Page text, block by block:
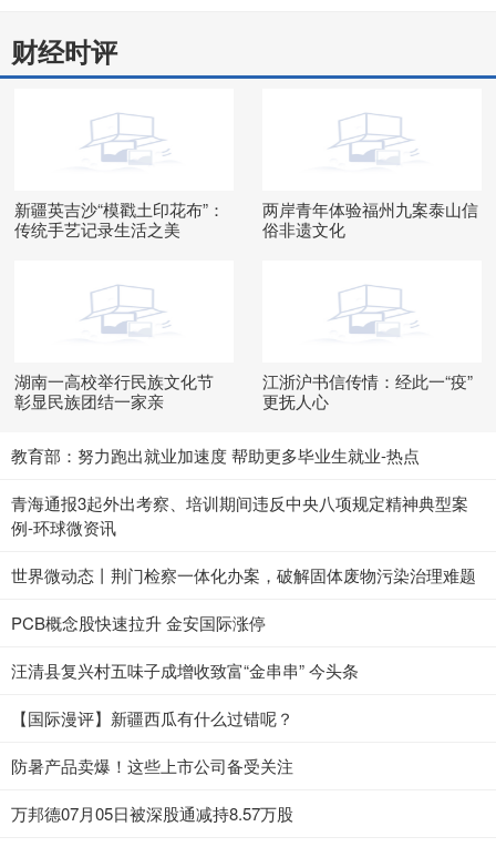
财经时评
新疆英吉沙“模戳土印花布”：
传统手艺记录生活之美
两岸青年体验福州九案泰山信
俗非遗文化
湖南一高校举行民族文化节
彰显民族团结一家亲
江浙沪书信传情：经此一“疫”
更抚人心
教育部：努力跑出就业加速度 帮助更多毕业生就业-热点
青海通报3起外出考察、培训期间违反中央八项规定精神典型案
例-环球微资讯
世界微动态丨荆门检察一体化办案，破解固体废物污染治理难题
PCB概念股快速拉升 金安国际涨停
汪清县复兴村五味子成增收致富“金串串” 今头条
【国际漫评】新疆西瓜有什么过错呢？
防暑产品卖爆！这些上市公司备受关注
万邦德07月05日被深股通减持8.57万股